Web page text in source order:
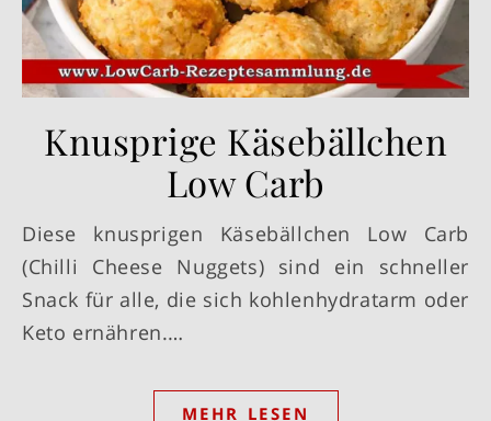
Knusprige Käsebällchen
Low Carb
Diese knusprigen Käsebällchen Low Carb
(Chilli Cheese Nuggets) sind ein schneller
Snack für alle, die sich kohlenhydratarm oder
Keto ernähren.…
MEHR LESEN